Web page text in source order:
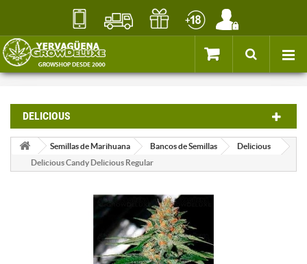
DELICIOUS
Semillas de Marihuana Bancos de Semillas
Delicious
Delicious Candy Delicious Regular